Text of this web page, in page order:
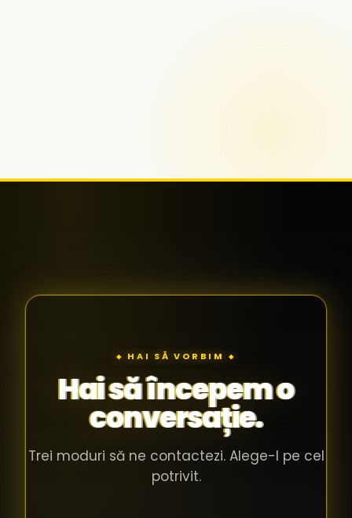
◆ HAI SĂ VORBIM ◆
Hai să începem o
conversație.
Trei moduri să ne contactezi. Alege-l pe cel
potrivit.